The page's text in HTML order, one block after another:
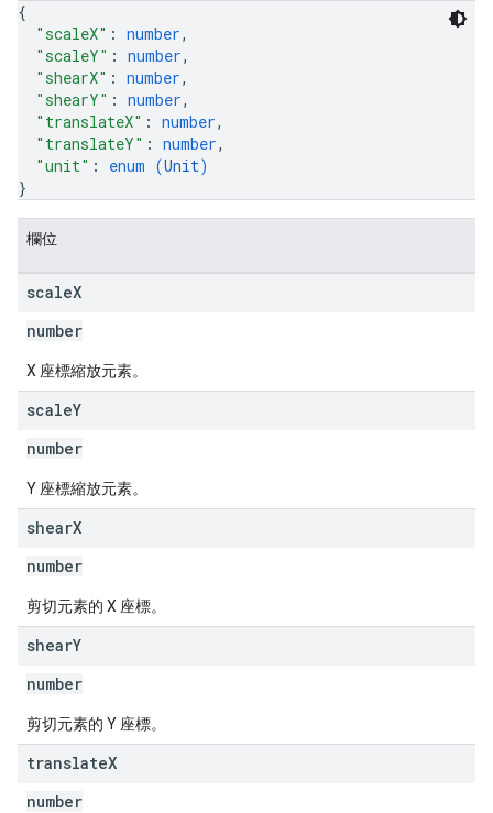
{
"scaleX" : number,
"scaleY" : number,
"shearX" : number,
"shearY" : number,
"translateX" : number,
"translateY" : number,
"unit" : enum (Unit)
}
欄位
scaleX
number
X 座標縮放元素。
scaleY
number
Y 座標縮放元素。
shearX
number
剪切元素的 X 座標。
shearY
number
剪切元素的 Y 座標。
translateX
number